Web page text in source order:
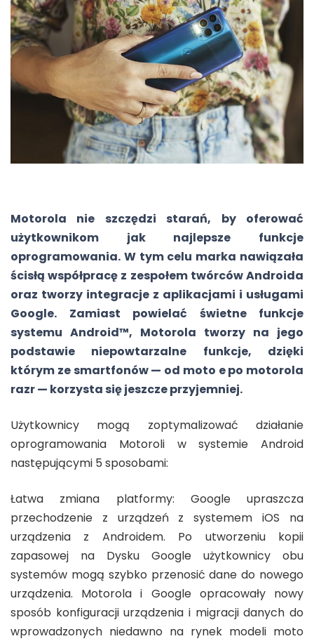
Motorola nie szczędzi starań, by oferować
użytkownikom jak najlepsze funkcje
oprogramowania. W tym celu marka nawiązała
ścisłą współpracę z zespołem twórców Androida
oraz tworzy integracje z aplikacjami i usługami
Google. Zamiast powielać świetne funkcje
systemu Android™, Motorola tworzy na jego
podstawie niepowtarzalne funkcje, dzięki
którym ze smartfonów — od moto e po motorola
razr — korzysta się jeszcze przyjemniej.
Użytkownicy mogą zoptymalizować działanie
oprogramowania Motoroli w systemie Android
następującymi 5 sposobami:
Łatwa zmiana platformy: Google upraszcza
przechodzenie z urządzeń z systemem iOS na
urządzenia z Androidem. Po utworzeniu kopii
zapasowej na Dysku Google użytkownicy obu
systemów mogą szybko przenosić dane do nowego
urządzenia. Motorola i Google opracowały nowy
sposób konfiguracji urządzenia i migracji danych do
wprowadzonych niedawno na rynek modeli moto